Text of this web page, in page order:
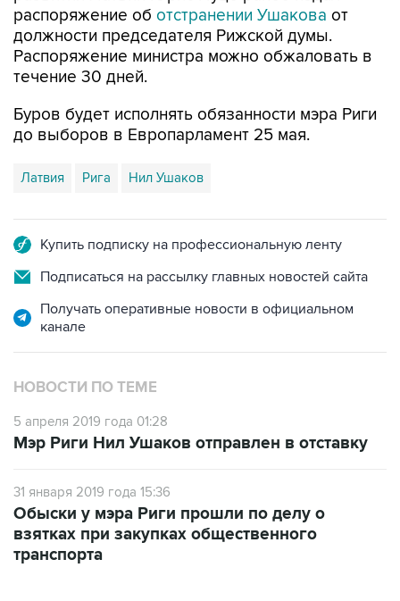
Распоряжение министра можно обжаловать в
течение 30 дней.
Буров будет исполнять обязанности мэра Риги
Латвия Рига Нил Ушаков
Подписаться на рассылку главных новостей сайта
Получать оперативные новости в официальном
НОВОСТИ ПО ТЕМЕ
5 апреля 2019 года 01:28
31 января 2019 года 15:36
взятках при закупках общественного
транспорта